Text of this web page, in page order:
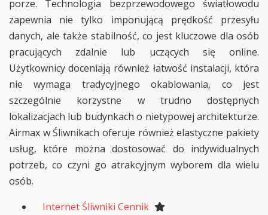
porze. Technologia bezprzewodowego światłowodu
zapewnia nie tylko imponującą prędkość przesyłu
danych, ale także stabilność, co jest kluczowe dla osób
pracujących zdalnie lub uczących się online.
Użytkownicy doceniają również łatwość instalacji, która
nie wymaga tradycyjnego okablowania, co jest
szczególnie korzystne w trudno dostępnych
lokalizacjach lub budynkach o nietypowej architekturze.
Airmax w Śliwnikach oferuje również elastyczne pakiety
usług, które można dostosować do indywidualnych
potrzeb, co czyni go atrakcyjnym wyborem dla wielu
osób.
Internet Śliwniki Cennik